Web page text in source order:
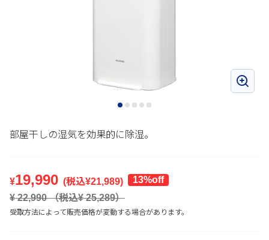
部屋干しの湿気を効果的に除湿。
¥19,990 (税込¥21,989)
13%off
¥ 22,990（税込¥25,289）
受取方法によって販売価格が変動する場合があります。